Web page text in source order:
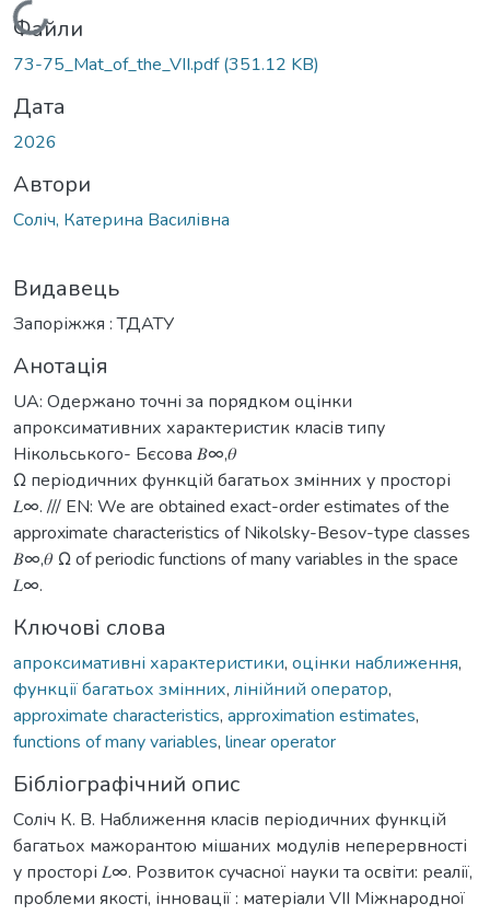
Вантажиться...
Файли
73-75_Mat_of_the_VІІ.pdf(351.12 KB)
Дата
2026
Автори
Соліч, Катерина Василівна
Видавець
Запоріжжя : ТДАТУ
Анотація
UA: Одержано точні за порядком оцінки
апроксимативних характеристик класів типу
Нікольського- Бєсова 𝐵∞,𝜃
Ω періодичних функцій багатьох змінних у просторі
𝐿∞. /// EN: We are obtained exact-order estimates of the
approximate characteristics of Nikolsky-Besov-type classes
𝐵∞,𝜃 Ω of periodic functions of many variables in the space
𝐿∞.
Ключові слова
апроксимативні характеристики, оцінки наближення,
функції багатьох змінних, лінійний оператор,
approximate characteristics, approximation estimates,
functions of many variables, linear operator
Бібліографічний опис
Соліч К. В. Наближення класів періодичних функцій
багатьох мажорантою мішаних модулів неперервності
у просторі 𝐿∞. Розвиток сучасної науки та освіти: реалії,
проблеми якості, інновації : матеріали VІІ Міжнародної